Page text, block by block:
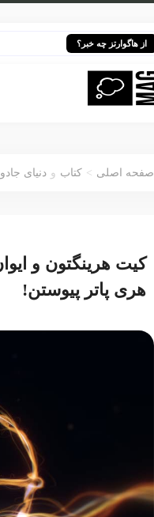
از هاگوارتز چه خبر؟
صفحه اصلی > کتاب و دنیای
کیت هرینگتون و
هری پاتر پیوستن!